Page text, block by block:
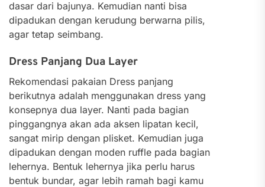
dasar dari bajunya. Kemudian nanti bisa
dipadukan dengan kerudung berwarna pilis,
agar tetap seimbang.
Dress Panjang Dua Layer
Rekomendasi pakaian Dress panjang
berikutnya adalah menggunakan dress yang
konsepnya dua layer. Nanti pada bagian
pinggangnya akan ada aksen lipatan kecil,
sangat mirip dengan plisket. Kemudian juga
dipadukan dengan moden ruffle pada bagian
lehernya. Bentuk lehernya jika perlu harus
bentuk bundar, agar lebih ramah bagi kamu